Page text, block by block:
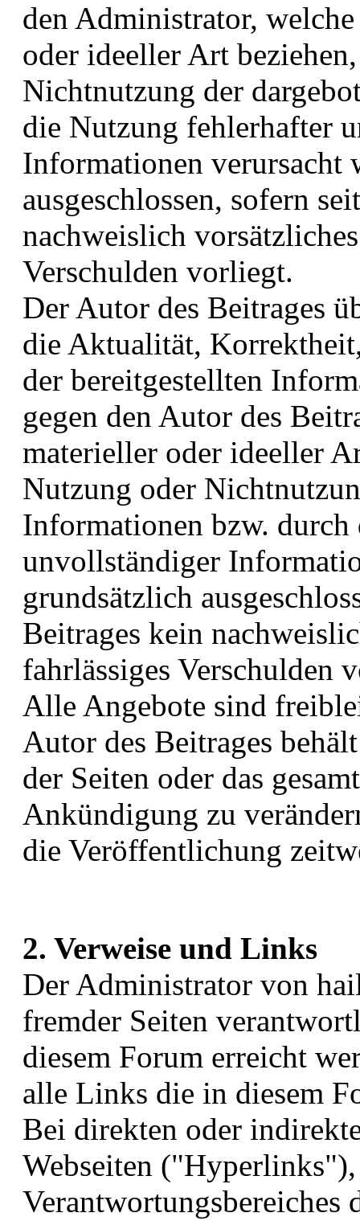
den Administrator,
oder ideeller Art
Nichtnutzung der
die Nutzung fehlerhafter
Informationen verursacht
ausgeschlossen, sofern
nachweislich
Verschulden vorliegt.
Der Autor des Beitrages
die Aktualität,
der bereitgestellten
gegen den Autor des
materieller oder ideeller
Nutzung oder
Informationen bzw.
unvollständiger
grundsätzlich
Beitrages kein
fahrlässiges Verschulden
Alle Angebote sind
Autor des Beitrages
der Seiten oder das
Ankündigung zu
die Veröffentlichung
2. Verweise und Links
Der Administrator von
fremder Seiten
diesem Forum erreicht
alle Links die in diesem
Bei direkten oder
Webseiten
Verantwortungsbereiches